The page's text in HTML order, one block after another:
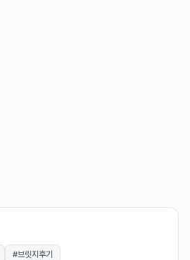
#브릿지후기